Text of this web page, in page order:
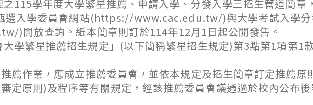
115學年度大學繁星推薦、申請入學、分發入學三招生管道簡章
選入學委員會網站(https://www.cac.edu.tw/)與大學考試入學
)開放查詢。紙本簡章則訂於114年12月1日起公開發售。
學繁星推薦招生規定」(以下簡稱繁星招生規定)第3點第1項第1
作業，應成立推薦委員會，並依本規定及招生簡章訂定推薦原
定原則)及程序等有關規定，經該推薦委員會議通過於校內公布